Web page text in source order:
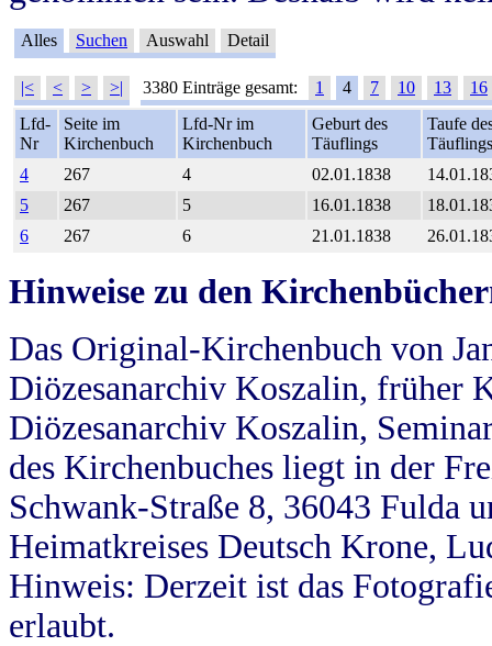
Alles Suchen Auswahl Detail
|< < > >| 3380 Einträge gesamt: 1 4 7 10 13
16
Lfd-
Nr
Seite im
Kirchenbuch
Lfd-Nr im
Kirchenbuch
Geburt des
Täuflings
Taufe
Täuflings
4
267 4 02.01.1838
5
267 5 16.01.1838
6
267 6 21.01.1838
Hinweise zu den
Das Original-Kirchenbuch von
Diözesanarchiv Koszalin, früher
Diözesanarchiv Koszalin,
des Kirchenbuches liegt in der
Schwank-Straße 8, 36043 Fulda
Heimatkreises Deutsch Krone,
Hinweis: Derzeit ist das
erlaubt.